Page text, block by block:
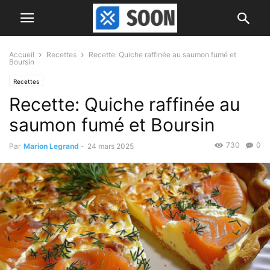
Accueil Recettes
Recette: Quiche raffinée au saumon fumé et
Boursin
Recettes
Recette: Quiche raffinée au
saumon fumé et Boursin
Par Marion Legrand - 24 mars 2025 0
730